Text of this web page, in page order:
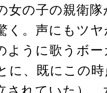
女の子の親衛
く。声にもツ
ように歌うボ
に、既にこの